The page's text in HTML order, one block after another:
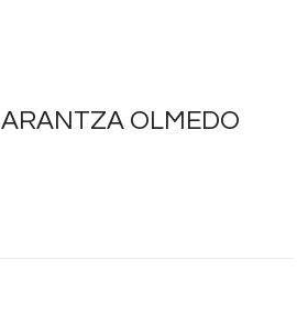
ARANTZA OLMEDO